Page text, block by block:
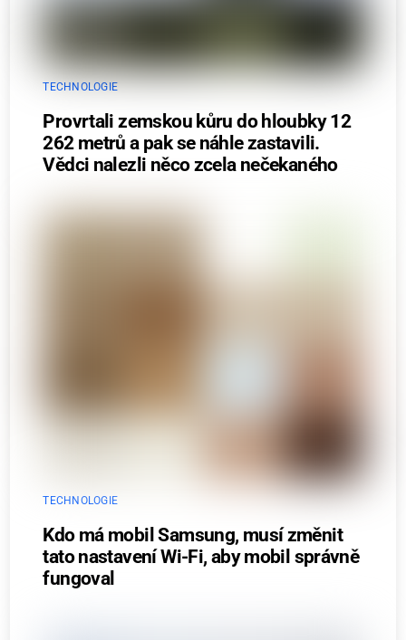
TECHNOLOGIE
Provrtali zemskou kůru do hloubky 12
262 metrů a pak se náhle zastavili.
Vědci nalezli něco zcela nečekaného
TECHNOLOGIE
Kdo má mobil Samsung, musí změnit
tato nastavení Wi-Fi, aby mobil správně
fungoval